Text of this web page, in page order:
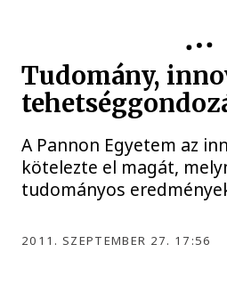
Tudomány,
A Pannon Egyetem az
kötelezte el magát,
tudományos
2011. SZEPTEMBER 27. 17:56